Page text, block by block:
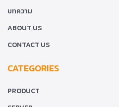
บทความ
ABOUT US
CONTACT US
CATEGORIES
PRODUCT